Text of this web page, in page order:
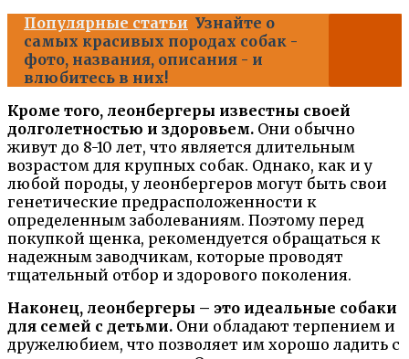
Популярные статьи Узнайте о
самых красивых породах собак -
фото, названия, описания - и
влюбитесь в них!
Кроме того, леонбергеры известны своей
долголетностью и здоровьем. Они обычно
живут до 8-10 лет, что является длительным
возрастом для крупных собак. Однако, как и у
любой породы, у леонбергеров могут быть свои
генетические предрасположенности к
определенным заболеваниям. Поэтому перед
покупкой щенка, рекомендуется обращаться к
надежным заводчикам, которые проводят
тщательный отбор и здорового поколения.
Наконец, леонбергеры – это идеальные собаки
для семей с детьми. Они обладают терпением и
дружелюбием, что позволяет им хорошо ладить с